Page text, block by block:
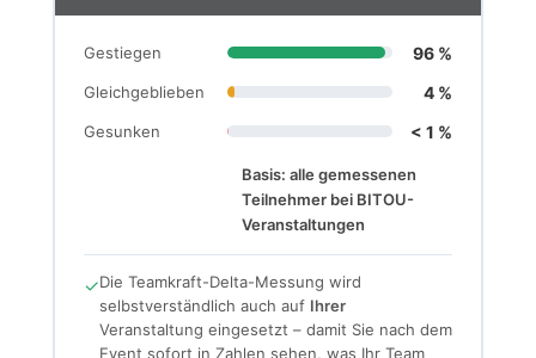
Gestiegen 96 %
Gleichgeblieben 4 %
Gesunken < 1 %
Basis: alle gemessenen
Teilnehmer bei BITOU-
Veranstaltungen
✓Die Teamkraft-Delta-Messung wird
selbstverständlich auch auf Ihrer
Veranstaltung eingesetzt – damit Sie nach dem
Event sofort in Zahlen sehen, was Ihr Team